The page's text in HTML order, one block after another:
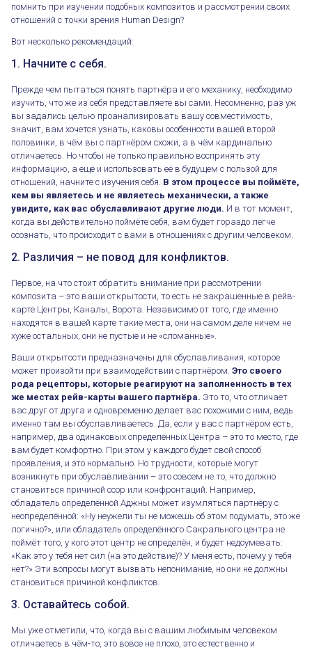
помнить при изучении подобных композитов и рассмотрении своих
отношений с точки зрения Human Design?
Вот несколько рекомендаций:
1. Начните с себя.
Прежде чем пытаться понять партнёра и его механику, необходимо
изучить, что же из себя представляете вы сами. Несомненно, раз уж
вы задались целью проанализировать вашу совместимость,
значит, вам хочется узнать, каковы особенности вашей второй
половинки, в чём вы с партнёром схожи, а в чём кардинально
отличаетесь. Но чтобы не только правильно воспринять эту
информацию, а ещё и использовать её в будущем с пользой для
отношений, начните с изучения себя. В этом процессе вы поймёте,
кем вы являетесь и не являетесь механически, а также
увидите, как вас обуславливают другие люди. И в тот момент,
когда вы действительно поймёте себя, вам будет гораздо легче
осознать, что происходит с вами в отношениях с другим человеком.
2. Различия – не повод для конфликтов.
Первое, на что стоит обратить внимание при рассмотрении
композита – это ваши открытости, то есть не закрашенные в рейв-
карте Центры, Каналы, Ворота. Независимо от того, где именно
находятся в вашей карте такие места, они на самом деле ничем не
хуже остальных, они не пустые и не «сломанные».
Ваши открытости предназначены для обуславливания, которое
может произойти при взаимодействии с партнёром. Это своего
рода рецепторы, которые реагируют на заполненность в тех
же местах рейв-карты вашего партнёра. Это то, что отличает
вас друг от друга и одновременно делает вас похожими с ним, ведь
именно там вы обуславливаетесь. Да, если у вас с партнёром есть,
например, два одинаковых определённых Центра – это то место, где
вам будет комфортно. При этом у каждого будет свой способ
проявления, и это нормально. Но трудности, которые могут
возникнуть при обуславливании – это совсем не то, что должно
становиться причиной ссор или конфронтаций. Например,
обладатель определённой Аджны может изумляться партнёру с
неопределённой: «Ну неужели ты не можешь об этом подумать, это же
логично?», или обладатель определённого Сакрального центра не
поймёт того, у кого этот центр не определён, и будет недоумевать:
«Как это у тебя нет сил (на это действие)? У меня есть, почему у тебя
нет?» Эти вопросы могут вызвать непонимание, но они не должны
становиться причиной конфликтов.
3. Оставайтесь собой.
Мы уже отметили, что, когда вы с вашим любимым человеком
отличаетесь в чём-то, это вовсе не плохо, это естественно и